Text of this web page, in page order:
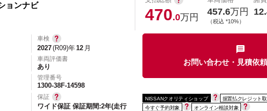
象車 軽自動車を除く
商用車・バンを除く
4WD
ョンナビ
470.0万円
457.6万円
（税込 *10%）
車検
2027(R09)年12 月
車両評価書
あり
管理番号
1300-38F-14598
保証
ワイド保証 保証期間:2年(走行
お問い合わせ・見積依頼
NISSANクオリティショップ
据置払クレジット
今すぐ予約対象
オンライン相談対象